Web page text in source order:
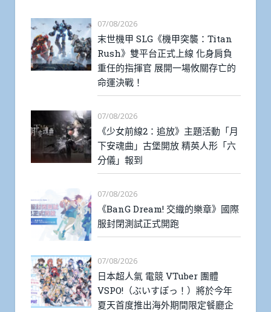
07/08/2026
末世機甲 SLG《機甲突襲：Titan
Rush》雙平台正式上線 化身肩負
重任的指揮官 展開一場攸關存亡的
命運決戰！
07/08/2026
《少女前線2：追放》主題活動「月
下安魂曲」古堡開放 精英人形「六
分儀」報到
07/08/2026
《BanG Dream! 交織的樂章》國際
服封閉測試正式開跑
07/08/2026
日本超人氣 電競 VTuber 團體
VSPO!（ぶいすぽっ！）將於今年
夏天首度推出海外期間限定餐廳企